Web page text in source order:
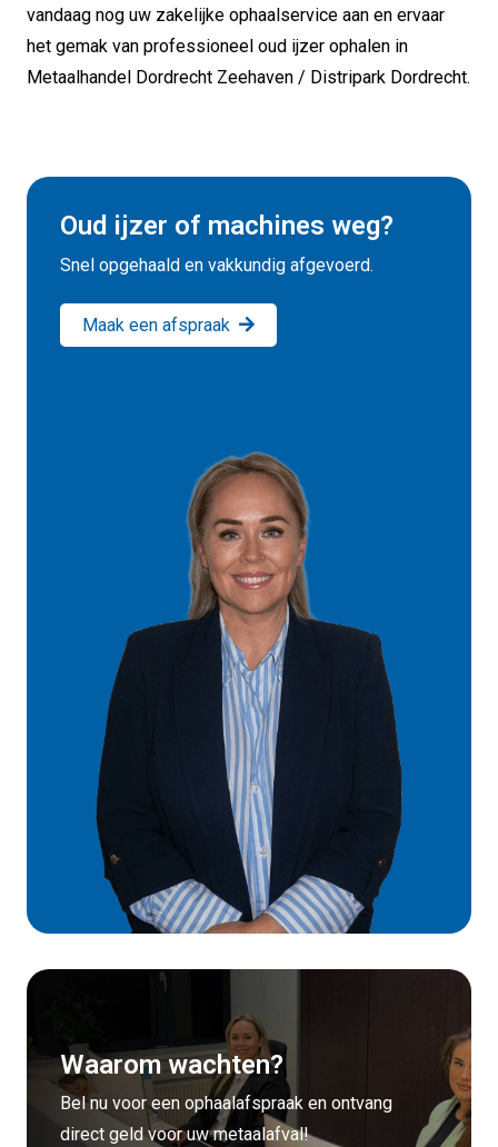
vandaag nog uw zakelijke ophaalservice aan en ervaar
het gemak van professioneel oud ijzer ophalen in
Metaalhandel Dordrecht Zeehaven / Distripark Dordrecht.
Oud ijzer of machines weg?
Snel opgehaald en vakkundig afgevoerd.
Maak een afspraak
Waarom wachten?
Bel nu voor een ophaalafspraak en ontvang
direct geld voor uw metaalafval!